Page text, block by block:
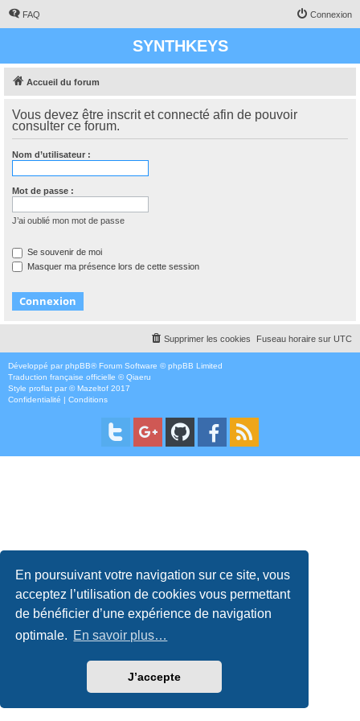
En poursuivant votre navigation sur ce site, vous
acceptez l’utilisation de cookies vous permettant
de bénéficier d’une expérience de navigation
optimale. En savoir plus…
J’accepte
FAQ Connexion
SYNTHKEYS
Accueil du forum
Vous devez être inscrit et connecté afin de pouvoir
consulter ce forum.
Nom d’utilisateur :
Mot de passe :
J’ai oublié mon mot de passe
Se souvenir de moi
Masquer ma présence lors de cette session
Fuseau horaire sur UTC
Supprimer les cookies
Développé par phpBB® Forum Software © phpBB Limited
Traduction française officielle ©Qiaeru
Style proflat par ©Mazeltof 2017
Confidentialité | Conditions